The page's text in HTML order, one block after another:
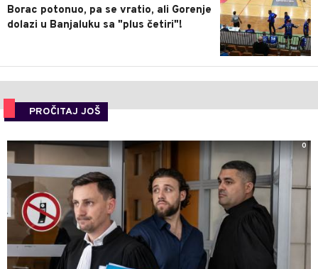
Borac potonuo, pa se vratio, ali Gorenje
dolazi u Banjaluku sa "plus četiri"!
PROČITAJ JOŠ
0